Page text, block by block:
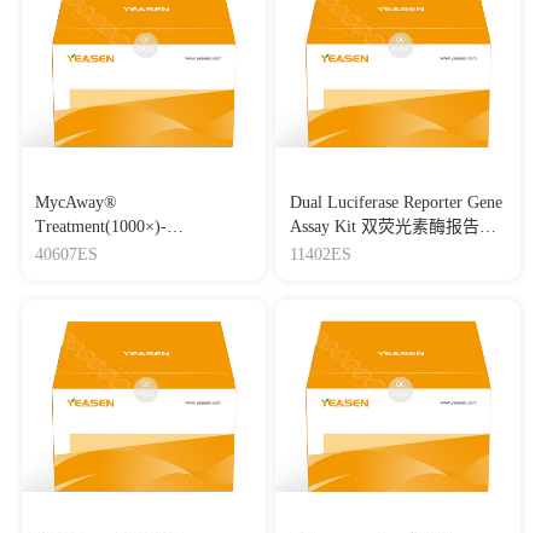
MycAway®
Treatment(1000×)-
Mycoplasma Elimination
40607ES
Dual Luciferase Reporter Gene
Assay Kit 双荧光素酶报告基
因检测试剂盒
11402ES